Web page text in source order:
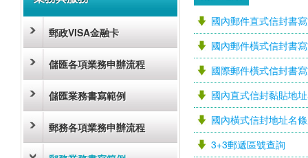
郵政VISA金融卡
儲匯各項業務申辦流程
儲匯業務書寫範例
郵務各項業務申辦流程
國內郵件直式信封書
國內郵件橫式信封書
國際郵件橫式信封書
國內直式信封黏貼地
國內橫式信封地址名
3+3郵遞區號查詢